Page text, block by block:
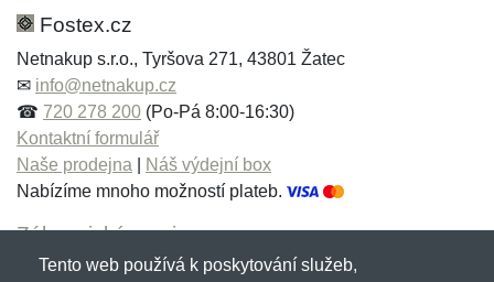
Hodnocení:
Jméno: *
Jméno:
E-mail:*
Fostex.cz
Netnakup s.r.o., Tyršova 271, 43801 Žatec
✉ info@netnakup.cz
☎ 720 278 200 (Po-Pá 8:00-16:30)
Kontaktní formulář
Naše prodejna
Náš výdejní box
Nabízíme mnoho možností plateb.
Zákaznický servis
Novinky emailem
Tento web používá k poskytování služeb,